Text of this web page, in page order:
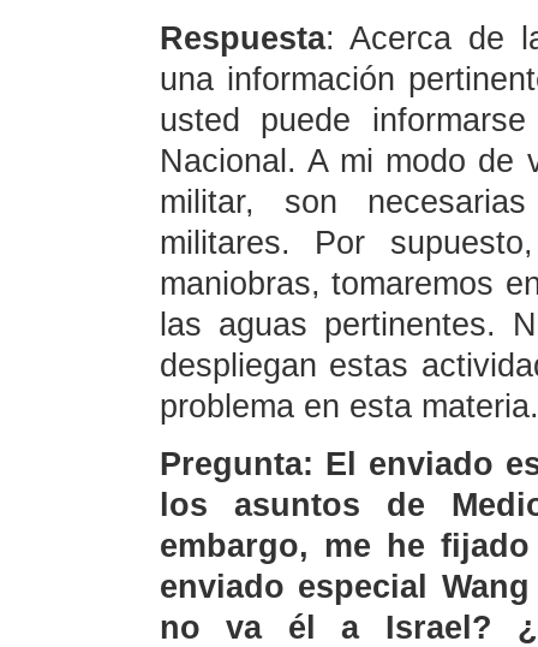
Respuesta: Acerca de
una información
usted puede
Nacional. A mi modo de
militar, son
militares. Por
maniobras, tomaremos
las aguas pertinentes.
despliegan estas
problema en esta materia.
Pregunta: El enviado
los asuntos de
embargo, me he
enviado especial
no va él a Israel?